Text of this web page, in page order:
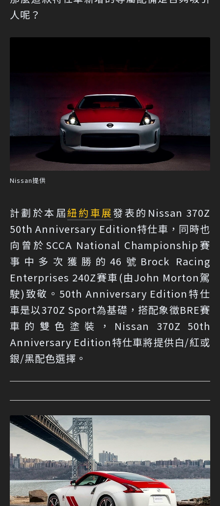
人呢？
Nissan提供
計劃於本屆紐約車展發表的Nissan 370Z
50th Anniversary Edition特仕車，同時也
向曾於SCCA National Championship賽
事中多次獲勝的46號Brock Racing
Enterprises 240Z賽車(由John Morton駕
駛)致敬。50th Anniversary Edition特仕
車是以370Z Sport為基礎，搭配象徵BRE賽
車的雙色塗裝，Nissan 370Z 50th
Anniversary Edition特仕車將提供白/紅或
銀/黑配色選擇。